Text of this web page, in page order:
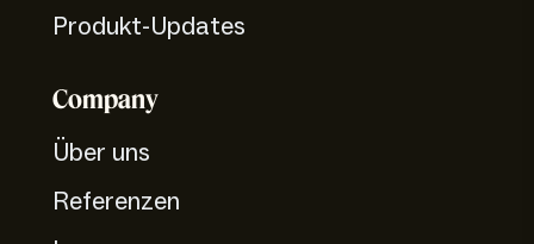
Produkt-Updates
Company
Über uns
Referenzen